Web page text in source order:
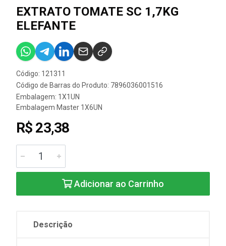
EXTRATO TOMATE SC 1,7KG
ELEFANTE
Código: 121311
Código de Barras do Produto: 7896036001516
Embalagem: 1X1UN
Embalagem Master 1X6UN
R$ 23,38
Adicionar ao Carrinho
Descrição